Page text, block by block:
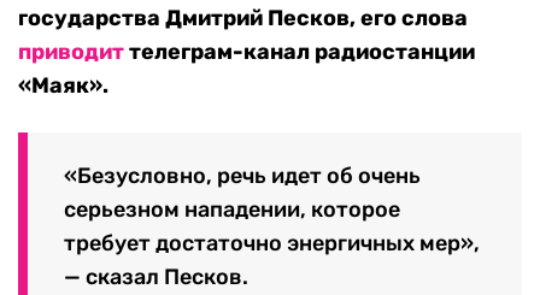
государства Дмитрий Песков, его слова
приводиттелеграм-канал радиостанции
«Маяк».
«Безусловно, речь идет об очень
серьезном нападении, которое
требует достаточно энергичных мер»,
— сказал Песков.